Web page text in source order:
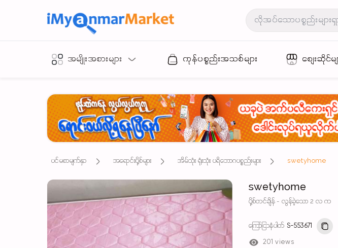
အမျိုးအစားများ ကုန်ပစ္စည်းအသစ်များ စျေးဆိုင်မျ
ပင်မစာမျက်နှာ အရောင်းပို့စ်များ အိမ်သုံး ရုံးသုံး ပရိဘောဂပစ္စည်းများ swetyhome
swetyhome
ပို့စ်တင်ချိန် - လွန်ခဲ့သော 2 လ က
ကြော်ငြာနံပါတ် S-553671
201 views